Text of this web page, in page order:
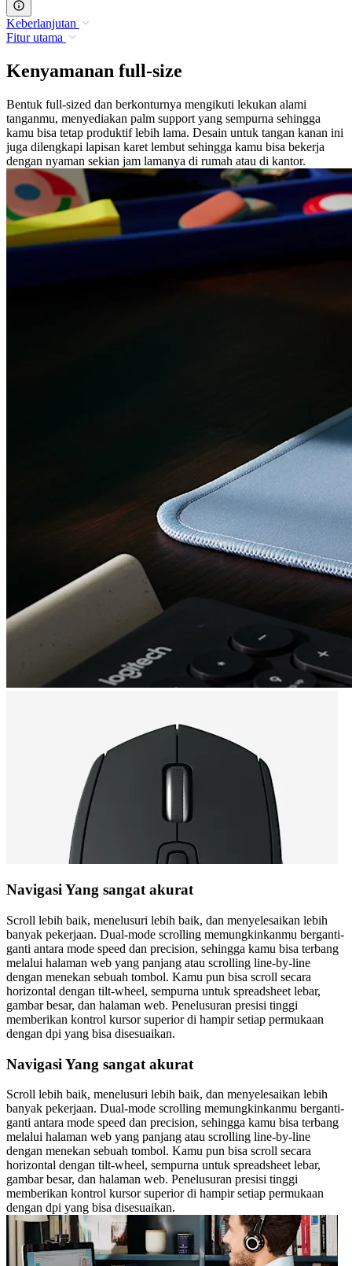
Keberlanjutan
Fitur utama
Kenyamanan full-size
Bentuk full-sized dan berkonturnya mengikuti lekukan alami
tanganmu, menyediakan palm support yang sempurna sehingga
kamu bisa tetap produktif lebih lama. Desain untuk tangan kanan ini
juga dilengkapi lapisan karet lembut sehingga kamu bisa bekerja
dengan nyaman sekian jam lamanya di rumah atau di kantor.
Navigasi Yang sangat akurat
Scroll lebih baik, menelusuri lebih baik, dan menyelesaikan lebih
banyak pekerjaan. Dual-mode scrolling memungkinkanmu berganti-
ganti antara mode speed dan precision, sehingga kamu bisa terbang
melalui halaman web yang panjang atau scrolling line-by-line
dengan menekan sebuah tombol. Kamu pun bisa scroll secara
horizontal dengan tilt-wheel, sempurna untuk spreadsheet lebar,
gambar besar, dan halaman web. Penelusuran presisi tinggi
memberikan kontrol kursor superior di hampir setiap permukaan
dengan dpi yang bisa disesuaikan.
Navigasi Yang sangat akurat
Scroll lebih baik, menelusuri lebih baik, dan menyelesaikan lebih
banyak pekerjaan. Dual-mode scrolling memungkinkanmu berganti-
ganti antara mode speed dan precision, sehingga kamu bisa terbang
melalui halaman web yang panjang atau scrolling line-by-line
dengan menekan sebuah tombol. Kamu pun bisa scroll secara
horizontal dengan tilt-wheel, sempurna untuk spreadsheet lebar,
gambar besar, dan halaman web. Penelusuran presisi tinggi
memberikan kontrol kursor superior di hampir setiap permukaan
dengan dpi yang bisa disesuaikan.